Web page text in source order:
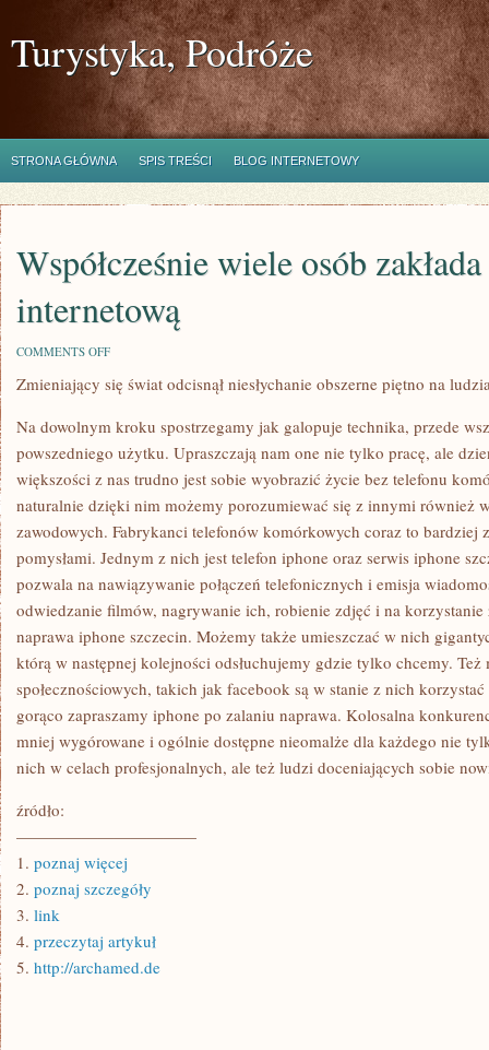
Turystyka, Podróże
STRONA GŁÓWNA SPIS TREŚCI BLOG INTERNETOWY
Współcześnie wiele osób
internetową
COMMENTS OFFON
WIELE
OSÓB
WŁASNĄ
WITRYNĘ
INTERNETOWĄ
Zmieniający się świat odcisnął niesłychanie obszerne piętno na
Na dowolnym kroku spostrzegamy jak galopuje technika, przede
powszedniego użytku. Upraszczają nam one nie tylko pracę, ale
większości z nas trudno jest sobie wyobrazić życie bez telefonu
naturalnie dzięki nim możemy porozumiewać się z innymi również
zawodowych. Fabrykanci telefonów komórkowych coraz to bardziej
pomysłami. Jednym z nich jest telefon iphone oraz serwis iphone
pozwala na nawiązywanie połączeń telefonicznych i emisja
odwiedzanie filmów, nagrywanie ich, robienie zdjęć i na korzystanie
naprawa iphone szczecin. Możemy także umieszczać w nich
którą w następnej kolejności odsłuchujemy gdzie tylko chcemy. Też
społecznościowych, takich jak facebook są w stanie z nich
gorąco zapraszamy iphone po zalaniu naprawa. Kolosalna
mniej wygórowane i ogólnie dostępne nieomalże dla każdego nie
nich w celach profesjonalnych, ale też ludzi doceniających sobie
źródło:
———————————
1. poznaj więcej
2. poznaj szczegóły
3. link
4. przeczytaj artykuł
5. http://archamed.de